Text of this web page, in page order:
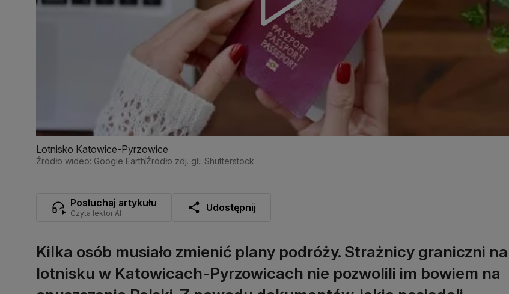
Lotnisko Katowice-Pyrzowice
Źródło wideo: Google EarthŹródło zdj. gł.: Shutterstock
Posłuchaj artykułu
Czyta lektor AI Udostępnij
Kilka osób musiało zmienić plany podróży. Strażnicy graniczni na
lotnisku w Katowicach-Pyrzowicach nie pozwolili im bowiem na